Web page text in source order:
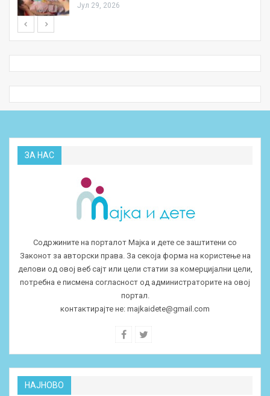
Јул 29, 2026
ЗА НАС
Содржините на порталот Мајка и дете се заштитени со
Законот за авторски права. За секоја форма на користење на
делови од овој веб сајт или цели статии за комерцијални цели,
потребна е писмена согласност од администраторите на овој
портал.
контактирајте не: majkaidete@gmail.com
НАЈНОВО